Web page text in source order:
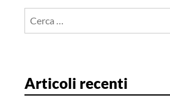
Netflix
Articoli recenti